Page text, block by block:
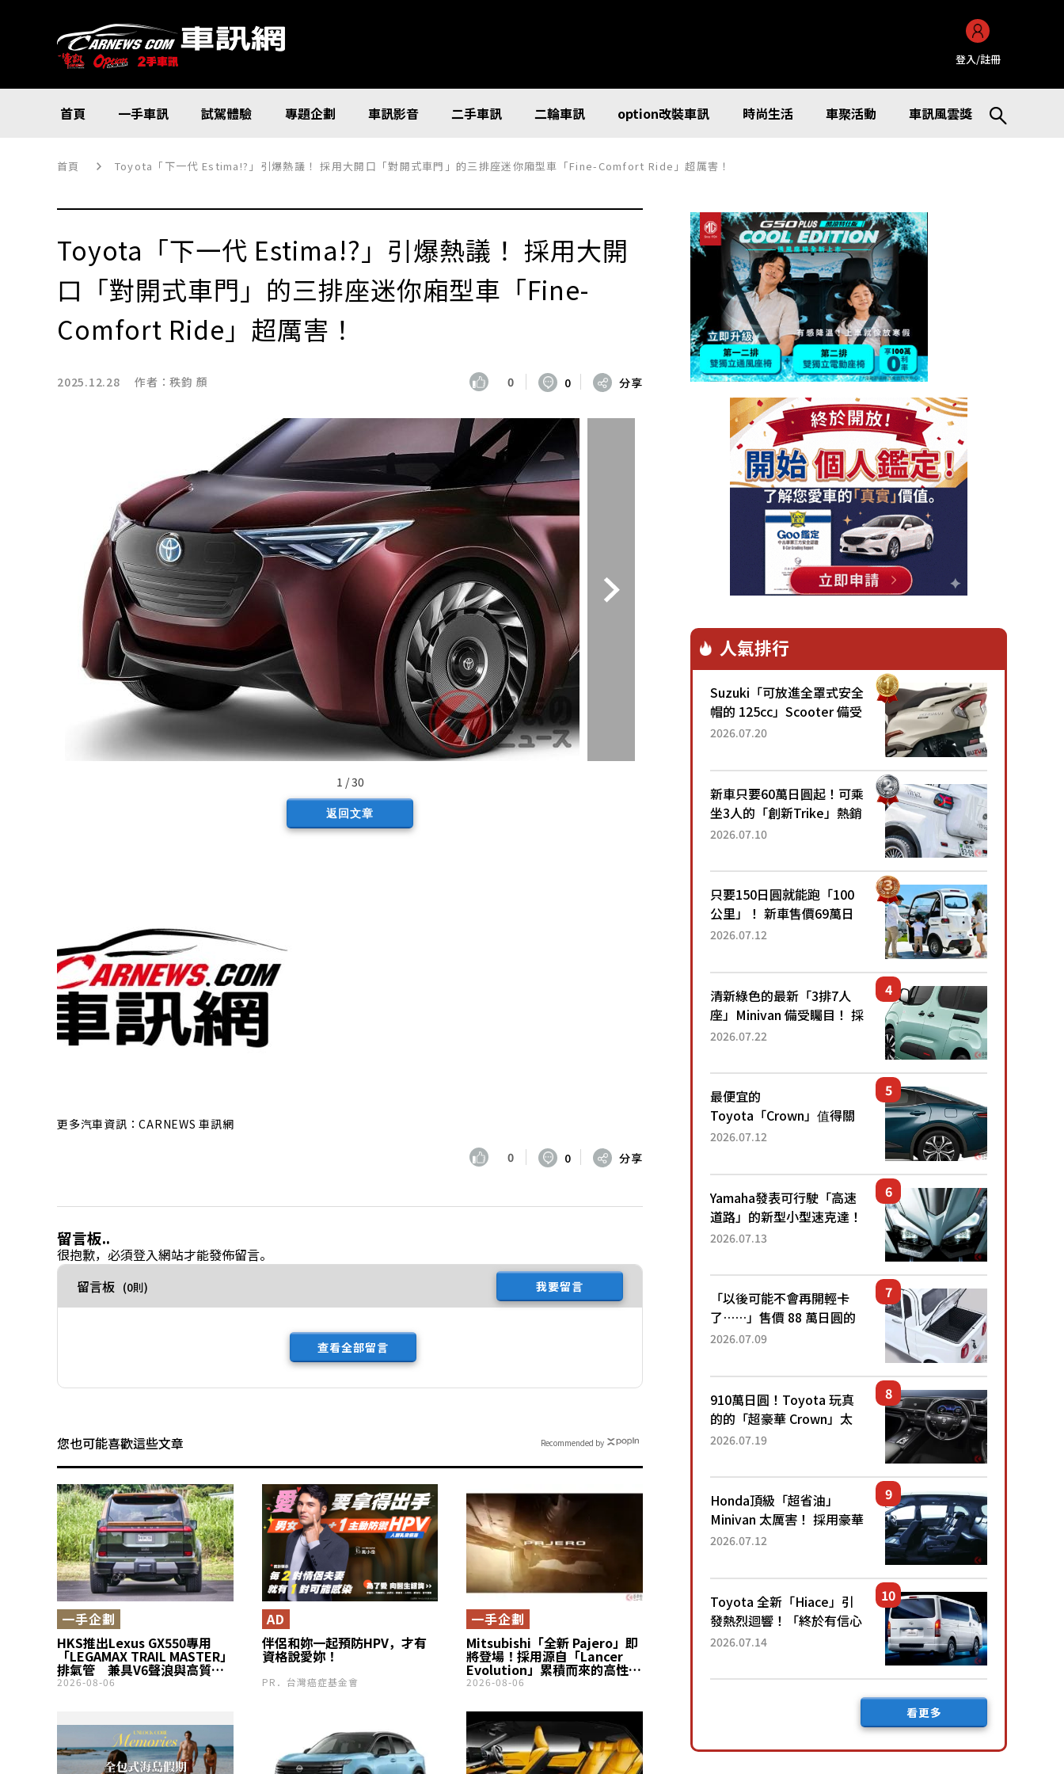
登入/註冊
首頁 一手車訊 試駕體驗 專題企劃 車訊影音 二手車訊 二輪車訊 option改裝車訊 時尚生活 車聚活動 車訊風雲獎
首頁 Toyota「下一代 Estima!?」引爆熱議！ 採用大開口「對開式車門」的三排座迷你廂型車「Fine-Comfort Ride」超厲害！
Toyota「下一代 Estima!?」引爆熱議！ 採用大開
口「對開式車門」的三排座迷你廂型車「Fine-
Comfort Ride」超厲害！
2025.12.28 作者：秩鈞 顏 0 0 分享
1 / 30
返回文章
更多汽車資訊：CARNEWS 車訊網
0 0 分享
留言板..
很抱歉，必須登入網站才能發佈留言。
留言板 (0則) 我要留言
查看全部留言
您也可能喜歡這些文章
HKS推出Lexus GX550專用
「LEGAMAX TRAIL MASTER」
排氣管 兼具V6聲浪與高質感
設計
一手企劃
2026-08-06
伴侶和妳一起預防HPV，才有
資格說愛妳！
AD
PR．台灣癌症基金會
Mitsubishi「全新 Pajero」即
將登場！採用源自「Lancer
Evolution」累積而來的高性能
四輪控制技術，以及「強韌
進化成「最強 SUV」！全新
「Mitsubishi 代表車款」
Teaser Site 更新！
一手企劃
2026-08-06
Recommended by
人氣排行
Suzuki「可放進全罩式安全
帽的 125cc」Scooter 備受
矚目！採用全新流線設計與
已陸續開始出口的新款
「B...
2026.07.20
新車只要60萬日圓起！可乘
坐3人的「創新Trike」熱銷
大賣成為人氣車款！「養車
日圓就能跑100公里」「小
朋友坐得...
2026.07.10
只要150日圓就能跑「100
公里」！ 新車售價69萬日
圓的「3人座」Trike大受歡
為何能迅速熱賣？
2026.07.12
清新綠色的最新「3排7人
座」Minivan 備受矚目！ 採
用全長4.7公尺剛剛好的車
還推出467萬元日圓起的5
人座版...
2026.07.22
最便宜的
Toyota「Crown」值得關
注！ 搭載4WD、每公升
眼！ 配備豐富、超越售價
水準，堪稱高CP值代表的
「...
2026.07.12
Yamaha發表可行駛「高速
道路」的新型小型速克達！
搭載能享受超強勁「渦輪
高階「Super Sport」車款
相同的...
2026.07.13
「以後可能不會再開輕卡
了……」售價 88 萬日圓的
「超迷你輕型貨車」引發兩
100 公里！」「免驗車真的
太棒了！...
2026.07.09
910萬日圓！Toyota 玩真
的的「超豪華 Crown」太
厲害了！採用由「匠人技
運動化「底盤設定」！還配
備專屬豪華...
2026.07.19
Honda頂級「超省油」
Minivan 太厲害！ 採用豪華
「真皮座椅」與專屬「黑色
公里，兼具優異節能表現與
舒適「三...
2026.07.12
Toyota 全新「Hiace」引
發熱烈迴響！「終於有信心
下訂了！」「哪個等級交車
後竟然還要等「超過半年」
2026.07.14
看更多